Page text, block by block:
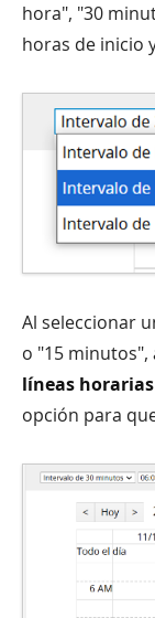
hora", "30
horas de inicio
Al seleccionar
o "15
líneas horarias
opción para